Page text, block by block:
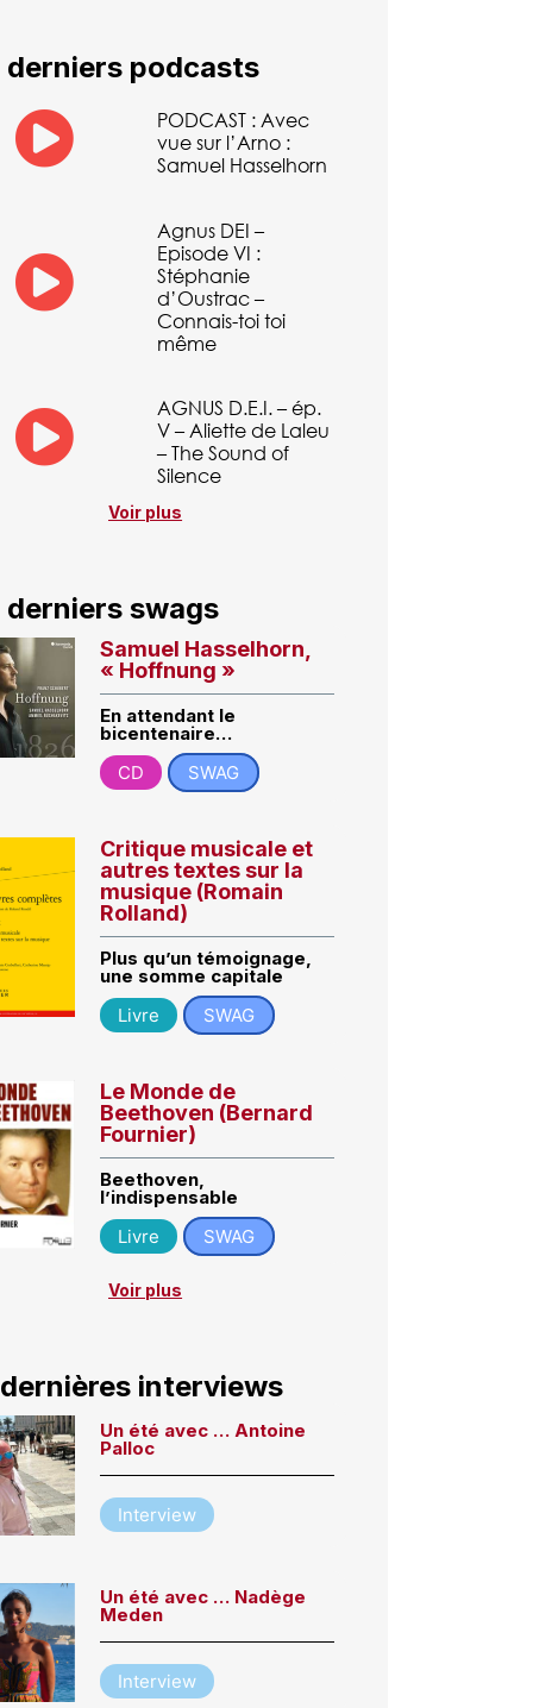
derniers podcasts
PODCAST : Avec
vue sur l’Arno :
Samuel Hasselhorn
Agnus DEI –
Episode VI :
Stéphanie
d’Oustrac –
Connais-toi toi
même
AGNUS D.E.I. – ép.
V – Aliette de Laleu
– The Sound of
Silence
Voir plus
derniers swags
Samuel Hasselhorn,
« Hoffnung »
En attendant le
bicentenaire…
CD
SWAG
Critique musicale et
autres textes sur la
musique (Romain
Rolland)
Plus qu’un témoignage,
une somme capitale
Livre
SWAG
Le Monde de
Beethoven (Bernard
Fournier)
Beethoven,
l’indispensable
Livre
SWAG
Voir plus
interviews
Un été avec … Antoine
Palloc
Interview
Un été avec … Nadège
Meden
Interview